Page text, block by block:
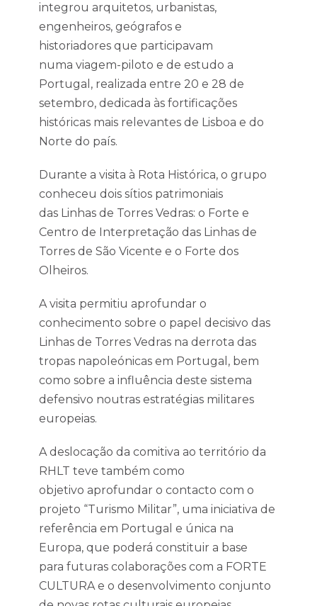
integrou arquitetos, urbanistas,
engenheiros, geógrafos e
historiadores que participavam
numa viagem-piloto e de estudo a
Portugal, realizada entre 20 e 28 de
setembro, dedicada às fortificações
históricas mais relevantes de Lisboa e do
Norte do país.
Durante a visita à Rota Histórica, o grupo
conheceu dois sítios patrimoniais
das Linhas de Torres Vedras: o Forte e
Centro de Interpretação das Linhas de
Torres de São Vicente e o Forte dos
Olheiros.
A visita permitiu aprofundar o
conhecimento sobre o papel decisivo das
Linhas de Torres Vedras na derrota das
tropas napoleónicas em Portugal, bem
como sobre a influência deste sistema
defensivo noutras estratégias militares
europeias.
A deslocação da comitiva ao território da
RHLT teve também como
objetivo aprofundar o contacto com o
projeto “Turismo Militar”, uma iniciativa de
referência em Portugal e única na
Europa, que poderá constituir a base
para futuras colaborações com a FORTE
CULTURA e o desenvolvimento conjunto